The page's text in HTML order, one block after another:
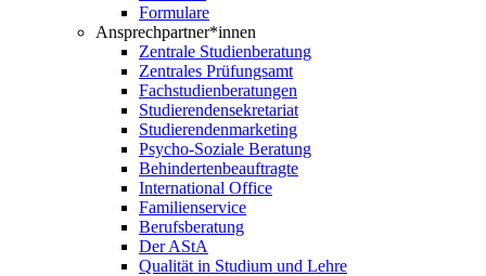
Formulare
Ansprechpartner*innen
Zentrale Studienberatung
Zentrales Prüfungsamt
Fachstudienberatungen
Studierendensekretariat
Studierendenmarketing
Psycho-Soziale Beratung
Behindertenbeauftragte
International Office
Familienservice
Berufsberatung
Der AStA
Qualität in Studium und Lehre